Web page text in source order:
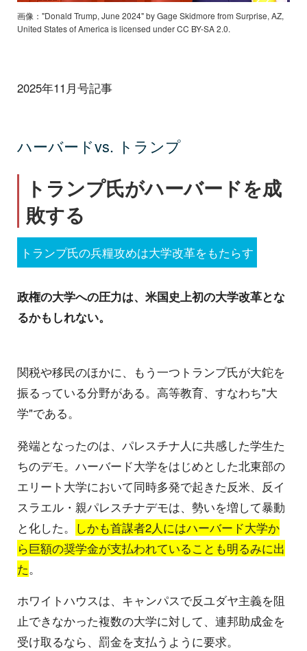
画像："Donald Trump, June 2024" by Gage Skidmore from Surprise, AZ,
United States of America is licensed under CC BY-SA 2.0.
2025年11月号記事
ハーバードvs. トランプ
トランプ氏がハーバードを成
敗する
トランプ氏の兵糧攻めは大学改革をもたらす
政権の大学への圧力は、米国史上初の大学改革とな
るかもしれない。
関税や移民のほかに、もう一つトランプ氏が大鉈を
振るっている分野がある。高等教育、すなわち"大
学"である。
発端となったのは、パレスチナ人に共感した学生た
ちのデモ。ハーバード大学をはじめとした北東部の
エリート大学において同時多発で起きた反米、反イ
スラエル・親パレスチナデモは、勢いを増して暴動
と化した。
しかも首謀者2人にはハーバード大学か
ら巨額の奨学金が支払われていることも明るみに出
た。
ホワイトハウスは、キャンパスで反ユダヤ主義を阻
止できなかった複数の大学に対して、連邦助成金を
受け取るなら、罰金を支払うように要求。